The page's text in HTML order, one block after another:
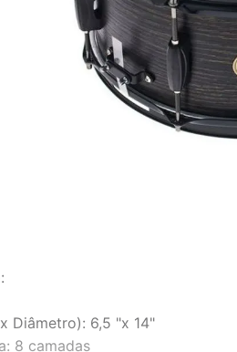
Diâmetro): 6,5 "x 14"
8 camadas